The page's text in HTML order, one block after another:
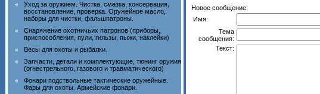
Уход за оружием. Чистка, смазка, консервация,
восстановление, проверка. Оружейное масло,
наборы для чистки, фальшпатроны.
Снаряжение охотничьих патронов (приборы,
приспособления, пули, гильзы, пыжи, наклейки)
Весы для охоты и рыбалки.
Запчасти, детали и комплектующие, тюнинг оружия
(огнестрельного, газового и травматического)
Фонари подствольные тактические оружейные.
Фары для охоты. Армейские фонари.
Новое сообщение:
Имя:
Тема
сообщения:
Текст: